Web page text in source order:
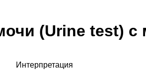
(Urine test) с
Интерпретация